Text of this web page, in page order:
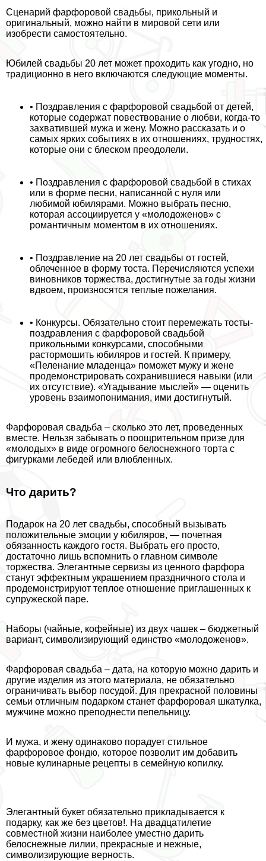
Сценарий фарфоровой свадьбы, прикольный и
оригинальный, можно найти в мировой сети или
изобрести самостоятельно.
Юбилей свадьбы 20 лет может проходить как угодно, но
традиционно в него включаются следующие моменты.
• Поздравления с фарфоровой свадьбой от детей,
которые содержат повествование о любви, когда-то
захватившей мужа и жену. Можно рассказать и о
самых ярких событиях в их отношениях, трудностях,
которые они с блеском преодолели.
• Поздравления с фарфоровой свадьбой в стихах
или в форме песни, написанной с нуля или
любимой юбилярами. Можно выбрать песню,
которая ассоциируется у «молодоженов» с
романтичным моментом в их отношениях.
• Поздравление на 20 лет свадьбы от гостей,
облеченное в форму тоста. Перечисляются успехи
виновников торжества, достигнутые за годы жизни
вдвоем, произносятся теплые пожелания.
• Конкурсы. Обязательно стоит перемежать тосты-
поздравления с фарфоровой свадьбой
прикольными конкурсами, способными
растормошить юбиляров и гостей. К примеру,
«Пеленание младенца» поможет мужу и жене
продемонстрировать сохранившиеся навыки (или
их отсутствие). «Угадывание мыслей» — оценить
уровень взаимопонимания, ими достигнутый.
Фарфоровая свадьба – сколько это лет, проведенных
вместе. Нельзя забывать о поощрительном призе для
«молодых» в виде огромного белоснежного торта с
фигурками лебедей или влюбленных.
Что дарить?
Подарок на 20 лет свадьбы, способный вызывать
положительные эмоции у юбиляров, — почетная
обязанность каждого гостя. Выбрать его просто,
достаточно лишь вспомнить о главном символе
торжества. Элегантные сервизы из ценного фарфора
станут эффектным украшением праздничного стола и
продемонстрируют теплое отношение приглашенных к
супружеской паре.
Наборы (чайные, кофейные) из двух чашек – бюджетный
вариант, символизирующий единство «молодоженов».
Фарфоровая свадьба – дата, на которую можно дарить и
другие изделия из этого материала, не обязательно
ограничивать выбор посудой. Для прекрасной половины
семьи отличным подарком станет фарфоровая шкатулка,
мужчине можно преподнести пепельницу.
И мужа, и жену одинаково порадует стильное
фарфоровое фондю, которое позволит им добавить
новые кулинарные рецепты в семейную копилку.
Элегантный букет обязательно прикладывается к
подарку, как же без цветов!. На двадцатилетие
совместной жизни наиболее уместно дарить
белоснежные лилии, прекрасные и нежные,
символизирующие верность.